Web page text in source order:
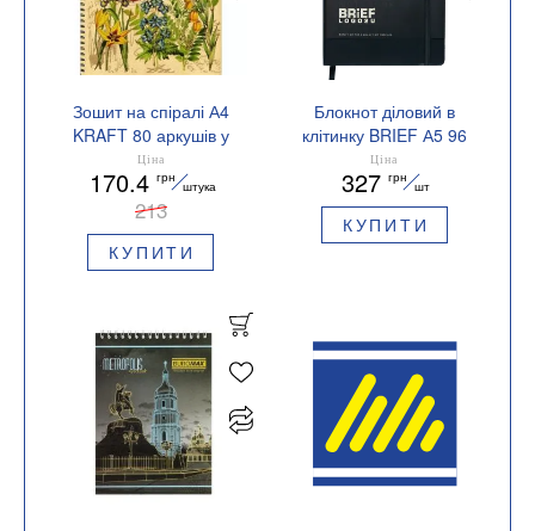
Зошит на спіралі А4
KRAFT 80 аркушів у
клітинку BUROMAX
BM.2431
Ціна
170.4 грн
штука
213
КУПИТИ
Блокнот діловий в
клітинку BRIEF А5 96
аркушів Buromax
BM.295104
Ціна
327 грн
шт
КУПИТИ